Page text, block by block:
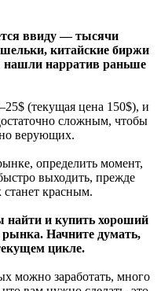
ввиду — тысячи
китайские биржи
нашли нарратив раньше
(текущая цена 150$), и
сложным, чтобы
верующих.
определить момент,
выходить, прежде
станет красным.
найти и купить хороший
Начните думать,
цикле.
можно заработать, много